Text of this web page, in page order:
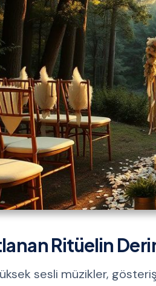
Ritüelin
sesli müzikler,